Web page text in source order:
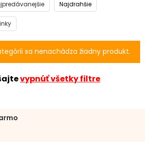
Najdrahšie
sa nenachádza žiadny produkt.
vypnúť všetky filtre